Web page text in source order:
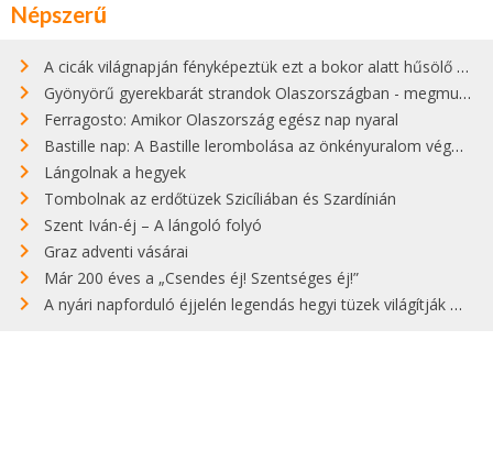
Népszerű
A cicák világnapján fényképeztük ezt a bokor alatt hűsölő cicát Kisorosziban
Gyönyörű gyerekbarát strandok Olaszországban - megmutatjuk a 15 legjobbat
Ferragosto: Amikor Olaszország egész nap nyaral
Bastille nap: A Bastille lerombolása az önkényuralom végét jelentette
Lángolnak a hegyek
Tombolnak az erdőtüzek Szicíliában és Szardínián
Szent Iván-éj – A lángoló folyó
Graz adventi vásárai
Már 200 éves a „Csendes éj! Szentséges éj!”
A nyári napforduló éjjelén legendás hegyi tüzek világítják meg Zugspitzét